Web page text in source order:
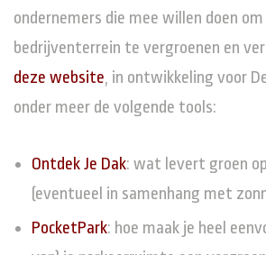
ondernemers die mee willen doen om
bedrijventerrein te vergroenen en
deze website, in ontwikkeling voor
onder meer de volgende tools:
Ontdek Je Dak: wat levert groen
(eventueel in samenhang met
PocketPark: hoe maak je heel